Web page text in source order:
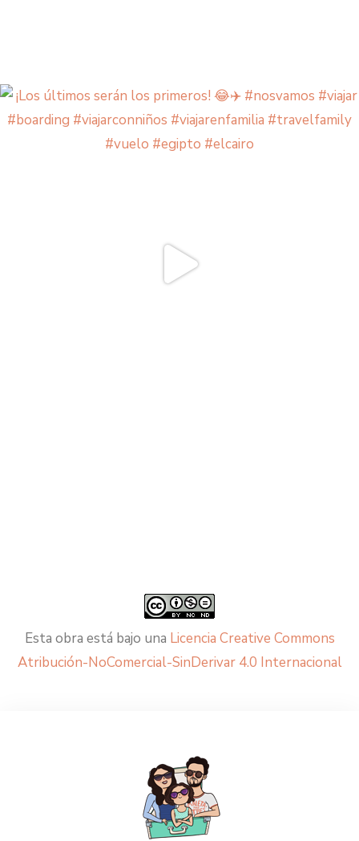
Esta obra está bajo una Licencia Creative Commons
Atribución-NoComercial-SinDerivar 4.0 Internacional